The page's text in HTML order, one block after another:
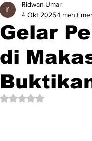
Gelar
di
Ridwan Umar
4 Okt 20251 menit
Dinilai NaN dari 5 bintang.